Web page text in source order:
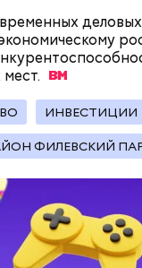
мест.
ИНВЕСТИЦИИ
ФИЛЕВСКИЙ
сайта
подборки
которые
экранизации
Маргариты»
удивит новая
«Мастера и